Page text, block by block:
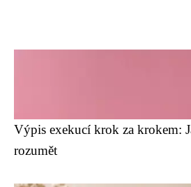
Výpis exekucí krok za krokem:
rozumět